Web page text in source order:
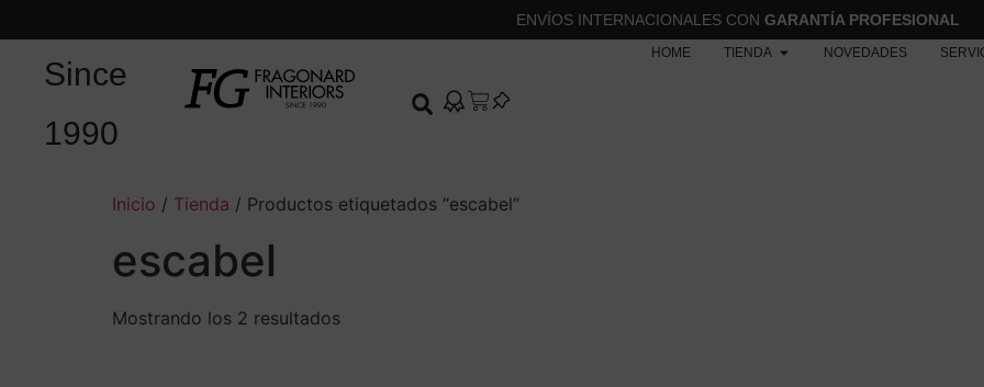
ENVÍOS INTERNACIONALES CON GARANTÍA PROFESIONAL
Since
1990
HOME TIENDA NOVEDADES
Inicio / Tienda / Productos etiquetados “escabel”
escabel
Mostrando los 2 resultados